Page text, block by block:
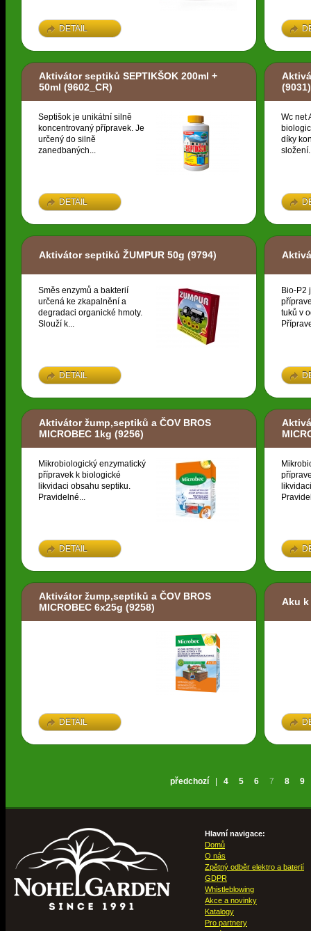
DETAIL
Aktivátor septiků SEPTIKŠOK 200ml +
50ml (9602_CR)
Septišok je unikátní silně
koncentrovaný přípravek. Je
určený do silně
zanedbaných...
DETAIL
(9031)
Wc net
díky
Aktivátor septiků ŽUMPUR 50g (9794)
Směs enzymů a bakterií
určená ke zkapalnění a
degradaci organické hmoty.
Slouží k...
DETAIL
Bio-P2
tuků v
Aktivátor žump,septiků a ČOV BROS
MICROBEC 1kg (9256)
Mikrobiologický enzymatický
přípravek k biologické
likvidaci obsahu septiku.
Pravidelné...
DETAIL
Aktivátor žump,septiků a ČOV BROS
MICROBEC 6x25g (9258)
DETAIL
Aku k
předchozí 4 5 6 7 8 9
Hlavní navigace:
Domů
O nás
Zpětný odběr elektro a baterií
GDPR
Whistleblowing
Akce a novinky
Katalogy
Pro partnery